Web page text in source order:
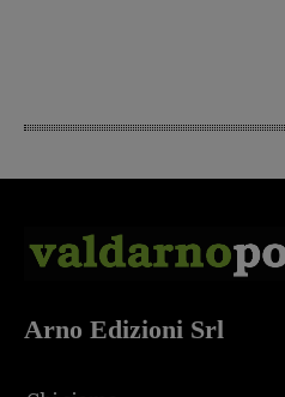
Arno Edizioni Srl